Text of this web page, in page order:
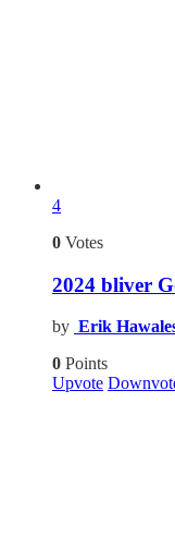
4
0 Votes
2024 bliver
by Erik
0 Points
Upvote